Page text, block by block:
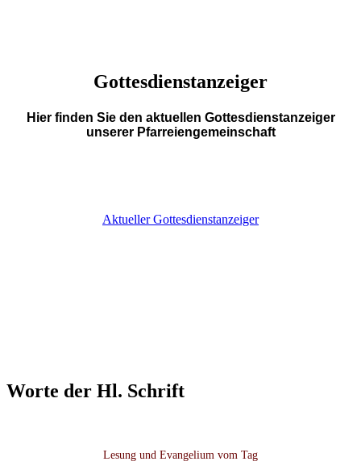
Gottesdienstanzeiger
Hier finden Sie den aktuellen Gottesdienstanzeiger
unserer Pfarreiengemeinschaft
Aktueller Gottesdienstanzeiger
Worte der Hl. Schrift
Lesung und Evangelium vom Tag